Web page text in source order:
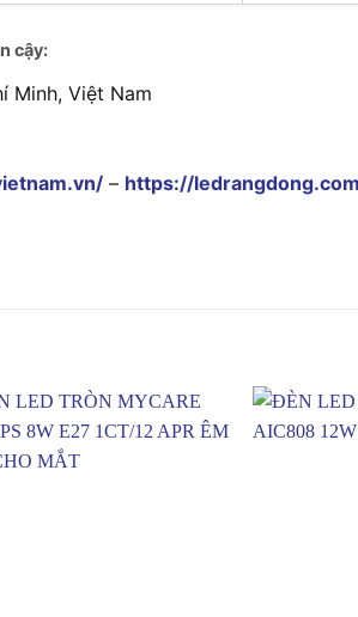
cậy:
Minh, Việt Nam
– https://